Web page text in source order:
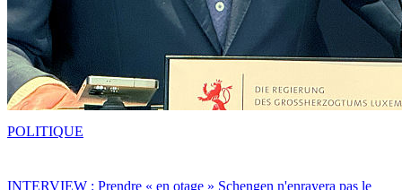
INTERVIEW : Prendre « en otage » Schengen n'enrayera pas le
POLITIQUE